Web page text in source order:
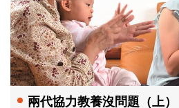
兩代協力教養沒問題（上）